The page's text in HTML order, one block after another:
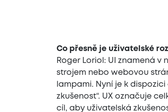
Co přesně je uživatelské
Roger Loriol: UI znamená v
strojem nebo webovou
lampami. Nyní je k
zkušenost“. UX označuje
cíl, aby uživatelská